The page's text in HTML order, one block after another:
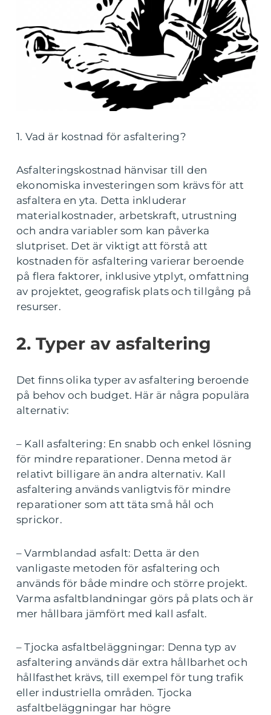
1. Vad är kostnad för asfaltering?
Asfalteringskostnad hänvisar till den
ekonomiska investeringen som krävs för att
asfaltera en yta. Detta inkluderar
materialkostnader, arbetskraft, utrustning
och andra variabler som kan påverka
slutpriset. Det är viktigt att förstå att
kostnaden för asfaltering varierar beroende
på flera faktorer, inklusive ytplyt, omfattning
av projektet, geografisk plats och tillgång på
resurser.
2. Typer av asfaltering
Det finns olika typer av asfaltering beroende
på behov och budget. Här är några populära
alternativ:
– Kall asfaltering: En snabb och enkel lösning
för mindre reparationer. Denna metod är
relativt billigare än andra alternativ. Kall
asfaltering används vanligtvis för mindre
reparationer som att täta små hål och
sprickor.
– Varmblandad asfalt: Detta är den
vanligaste metoden för asfaltering och
används för både mindre och större projekt.
Varma asfaltblandningar görs på plats och är
mer hållbara jämfört med kall asfalt.
– Tjocka asfaltbeläggningar: Denna typ av
asfaltering används där extra hållbarhet och
hållfasthet krävs, till exempel för tung trafik
eller industriella områden. Tjocka
asfaltbeläggningar har högre